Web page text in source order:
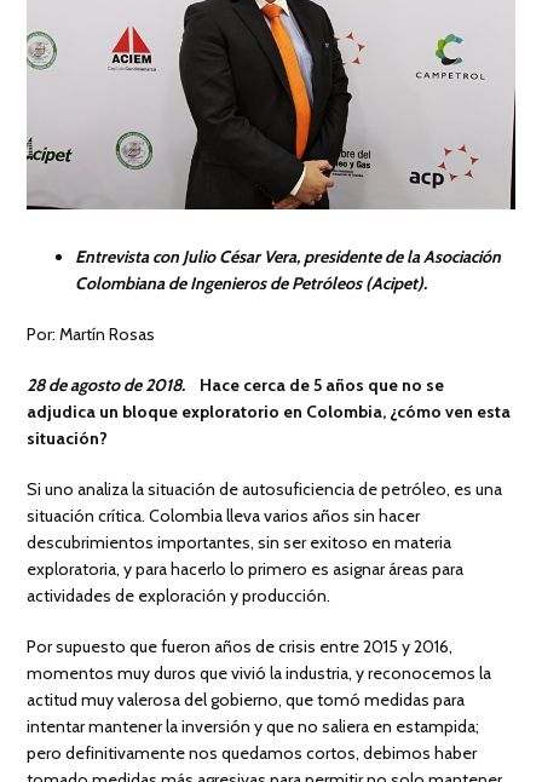
Entrevista con Julio César Vera, presidente de la Asociación
Colombiana de Ingenieros de Petróleos (Acipet).
Por: Martín Rosas
28 de agosto de 2018. Hace cerca de 5 años que no se
adjudica un bloque exploratorio en Colombia, ¿cómo ven esta
situación?
Si uno analiza la situación de autosuficiencia de petróleo, es una
situación crítica. Colombia lleva varios años sin hacer
descubrimientos importantes, sin ser exitoso en materia
exploratoria, y para hacerlo lo primero es asignar áreas para
actividades de exploración y producción.
Por supuesto que fueron años de crisis entre 2015 y 2016,
momentos muy duros que vivió la industria, y reconocemos la
actitud muy valerosa del gobierno, que tomó medidas para
intentar mantener la inversión y que no saliera en estampida;
pero definitivamente nos quedamos cortos, debimos haber